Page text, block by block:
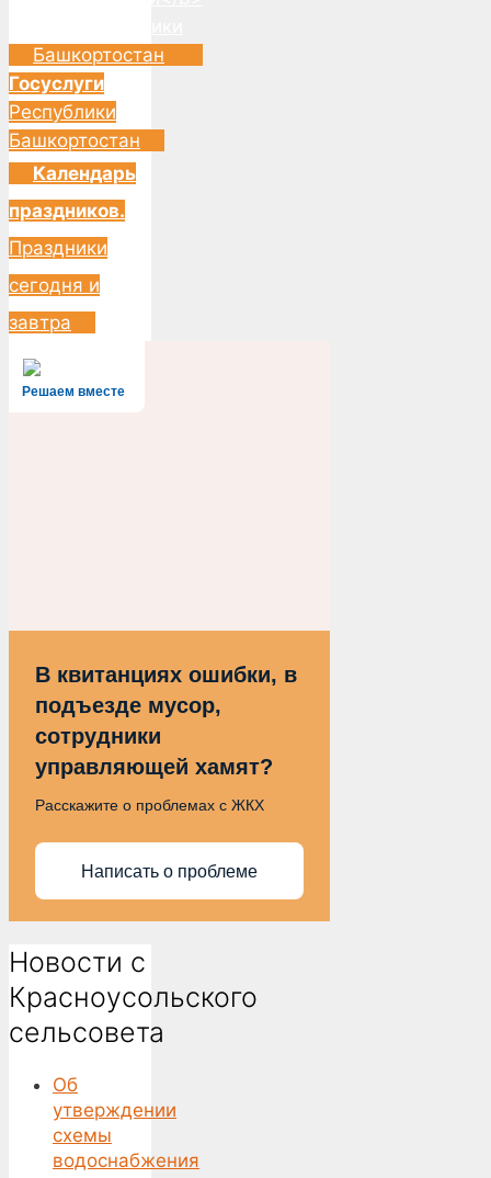
Госуслуги
Республики
Башкортостан
Календарь
праздников.
Праздники
сегодня и
завтра
Решаем вместе
В квитанциях ошибки, в
подъезде мусор,
сотрудники
управляющей хамят?
Расскажите о проблемах с ЖКХ
Написать о проблеме
Новости с
Красноусольского
сельсовета
Об
утверждении
схемы
водоснабжения